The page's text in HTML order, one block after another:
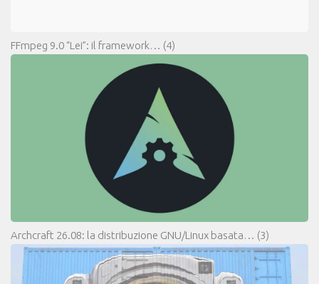
FFmpeg 9.0 “Lei”: il framework… (4)
Archcraft 26.08: la distribuzione GNU/Linux basata… (3)